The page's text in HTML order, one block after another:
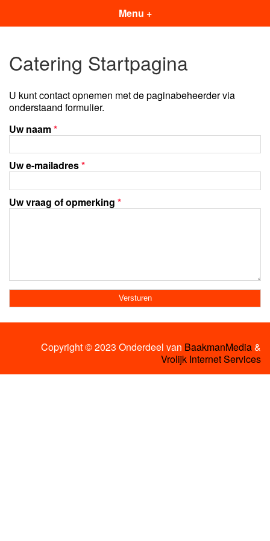
Menu +
Catering Startpagina
U kunt contact opnemen met de paginabeheerder via
onderstaand formulier.
Uw naam*
Uw e-mailadres*
Uw vraag of opmerking *
Copyright © 2023 Onderdeel van BaakmanMedia&
Vrolijk Internet Services